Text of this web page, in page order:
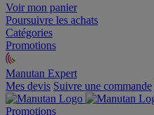
Voir mon panier
Poursuivre les achats
Catégories
Promotions
Manutan Expert
offre reconditionnée
Mes devis Suivre une commande